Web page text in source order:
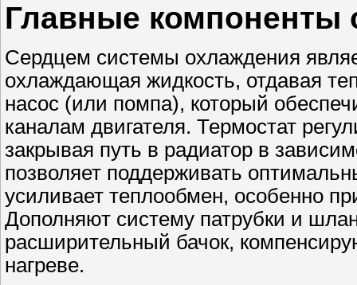
Главные компоненты
Сердцем системы охлаждения
охлаждающая жидкость, отдавая
насос (или помпа), который
каналам двигателя. Термостат
закрывая путь в радиатор в
позволяет поддерживать
усиливает теплообмен, особенно
Дополняют систему патрубки и
расширительный бачок,
нагреве.